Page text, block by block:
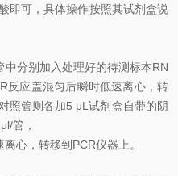
即可 ，具体操作按照其试剂盒说
中分别加入处理好的待测标本RN
反应盖混匀后瞬时低速离心，转
照管则各加5 μL试剂盒自带的阴
管，
离心，转移到 PCR仪器上。